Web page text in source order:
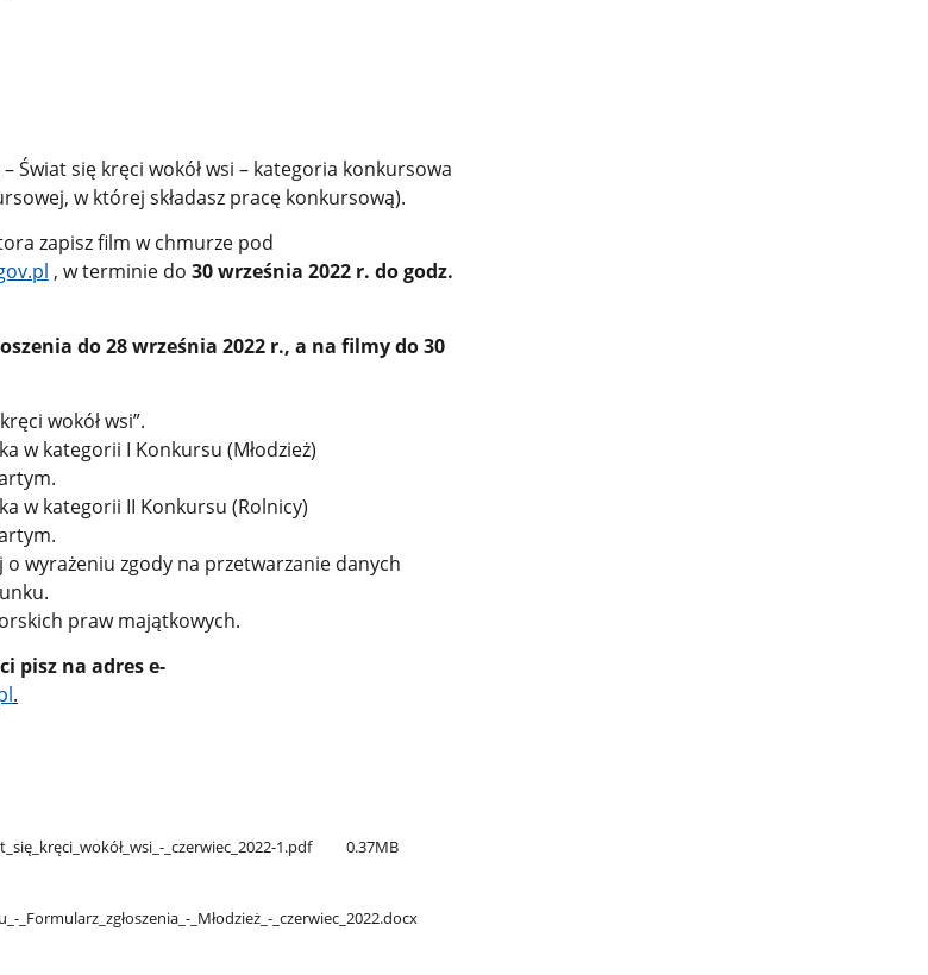
Świat się kręci wokół wsi – kategoria konkursowa
w której składasz pracę konkursową).
zapisz film w chmurze pod
, w terminie do 30 września 2022 r. do godz.
do 28 września 2022 r., a na filmy do 30
wokół wsi”.
w kategorii I Konkursu (Młodzież)
w kategorii II Konkursu (Rolnicy)
wyrażeniu zgody na przetwarzanie danych
praw majątkowych.
pisz na adres e-
.
​_czerwiec​_2022-1.pdf 0.37MB
​_Formularz​_zgłoszenia​_-​_Młodzież​_-​_czerwiec​_2022.docx